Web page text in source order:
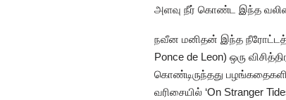
அளவு நீர் கொண்ட இந்த
நவீன மனிதன் இந்த
Ponce de Leon) ஒரு
கொண்டிருந்தது
வரிசையில் ‘On Stranger